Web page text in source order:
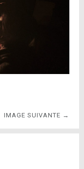
IMAGE SUIVANTE →